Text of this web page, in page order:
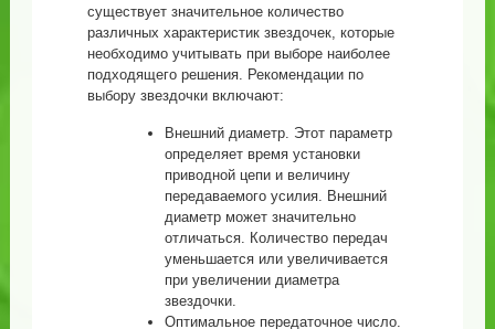
существует значительное количество
различных характеристик звездочек, которые
необходимо учитывать при выборе наиболее
подходящего решения. Рекомендации по
выбору звездочки включают:
Внешний диаметр. Этот параметр
определяет время установки
приводной цепи и величину
передаваемого усилия. Внешний
диаметр может значительно
отличаться. Количество передач
уменьшается или увеличивается
при увеличении диаметра
звездочки.
Оптимальное передаточное число.